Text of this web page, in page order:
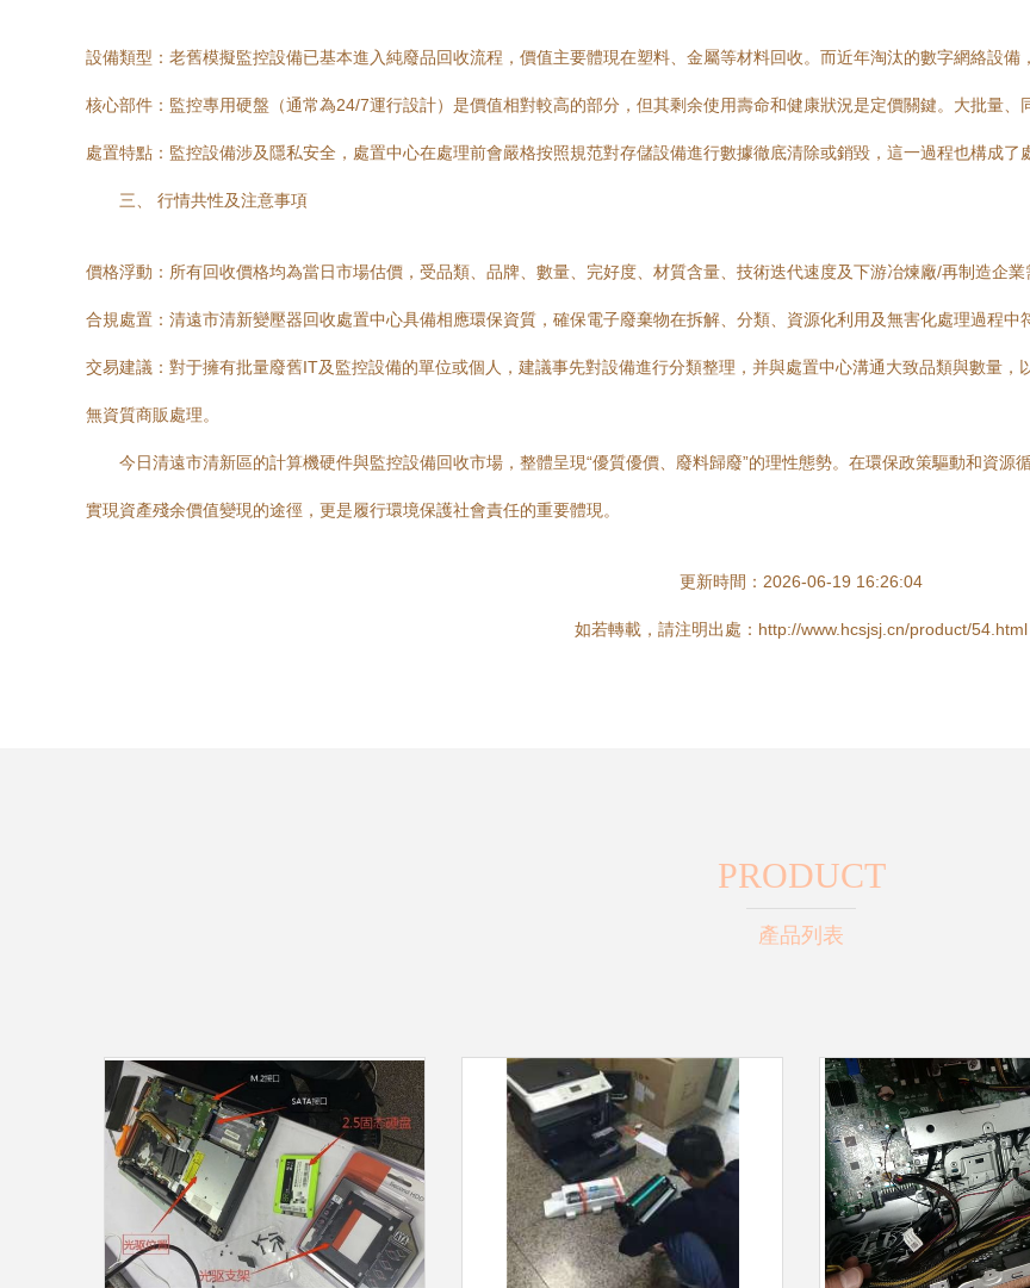
設備類型：老舊模擬監控設備已基本進入純廢品回收流程，價值主要體現在塑料、金屬等材料回收。而近年淘汰的數字網絡設備
核心部件：監控專用硬盤（通常為24/7運行設計）是價值相對較高的部分，但其剩余使用壽命和健康狀況是定價關鍵。大批量、
處置特點：監控設備涉及隱私安全，處置中心在處理前會嚴格按照規范對存儲設備進行數據徹底清除或銷毀，這一過程也構成了
三、 行情共性及注意事項
價格浮動：所有回收價格均為當日市場估價，受品類、品牌、數量、完好度、材質含量、技術迭代速度及下游冶煉廠/再制造企
合規處置：清遠市清新變壓器回收處置中心具備相應環保資質，確保電子廢棄物在拆解、分類、資源化利用及無害化處理過程中
交易建議：對于擁有批量廢舊IT及監控設備的單位或個人，建議事先對設備進行分類整理，并與處置中心溝通大致品類與數量
無資質商販處理。
今日清遠市清新區的計算機硬件與監控設備回收市場，整體呈現“優質優價、廢料歸廢”的理性態勢。在環保政策驅動和資
實現資產殘余價值變現的途徑，更是履行環境保護社會責任的重要體現。
更新時間：2026-06-19 16:26:04
如若轉載，請注明出處：http://www.hcsjsj.cn/product/54.html
PRODUCT
產品列表